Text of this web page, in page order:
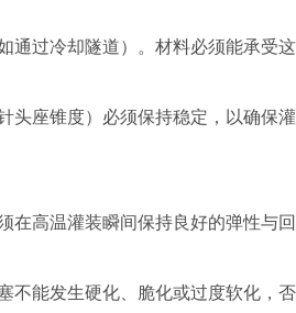
过冷却隧道）。材料必须能承受
头座锥度）必须保持稳定，以确保
在高温灌装瞬间保持良好的弹性与
不能发生硬化、脆化或过度软化，